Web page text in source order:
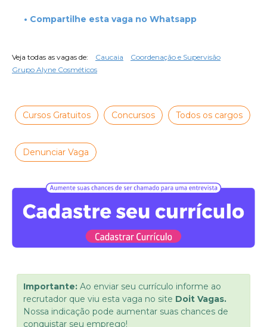
• Compartilhe esta vaga no Whatsapp
Veja todas as vagas de: Caucaia
Coordenação e Supervisão
Grupo Alyne Cosméticos
Cursos Gratuitos Concursos Todos os cargos
Denunciar Vaga
Importante: Ao enviar seu currículo informe ao
recrutador que viu esta vaga no site Doit Vagas.
Nossa indicação pode aumentar suas chances de
conquistar seu emprego!